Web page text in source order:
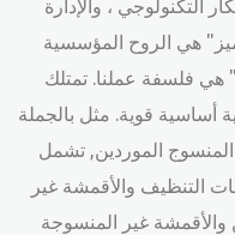
طن ؛ "الابتكار التكنولوجي ، والإدارة
هي الروح المؤسسية
هي فلسفة عملنا. تمتلك
أساسية قوية. مثل بالجملة
الموردين, تشمل
التنظيف والأقمشة غير
والأقمشة غير المنسوجة